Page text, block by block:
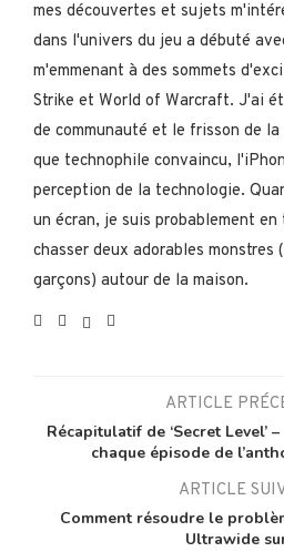
mes découvertes et sujets
dans l'univers du jeu a débuté
m'emmenant à des sommets
Strike et World of Warcraft. J'ai
de communauté et le frisson de
que technophile convaincu,
perception de la technologie.
un écran, je suis probablement
chasser deux adorables monstres
garçons) autour de la maison.
ARTICLE
Récapitulatif de ‘Secret Level’
chaque épisode de
ARTICLE
Comment résoudre le
Ultrawide